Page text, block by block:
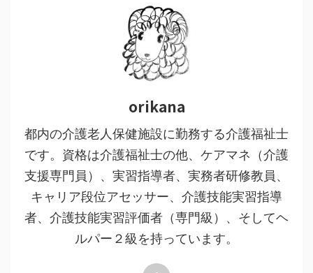
orikana
都内の介護老人保健施設に勤務する介護福祉士
です。資格は介護福祉士の他、ケアマネ（介護
支援専門員）、実習指導者、実務者研修教員、
キャリア段位アセッサー、介護技能実習指導
者、介護技能実習評価者（専門級）、そしてヘ
ルパー２級を持っています。